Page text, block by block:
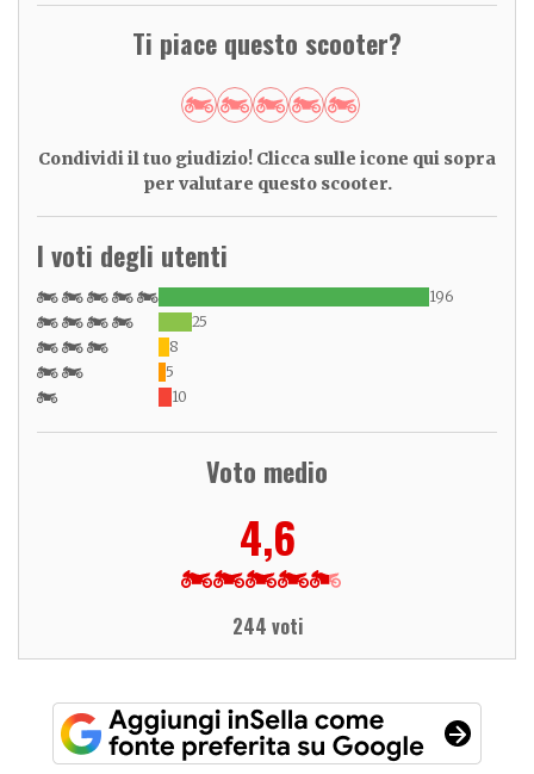
Ti piace questo scooter?
Condividi il tuo giudizio! Clicca sulle icone qui sopra
per valutare questo scooter.
I voti degli utenti
196
25
8
5
10
Voto medio
4,6
244 voti